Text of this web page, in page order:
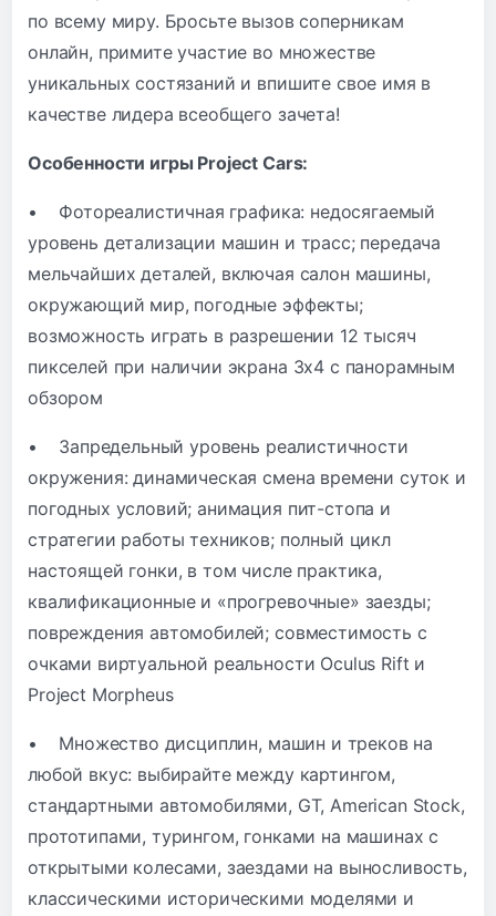
по всему миру. Бросьте вызов соперникам
онлайн, примите участие во множестве
уникальных состязаний и впишите свое имя в
качестве лидера всеобщего зачета!
Особенности игры Project Cars:
• Фотореалистичная графика: недосягаемый
уровень детализации машин и трасс; передача
мельчайших деталей, включая салон машины,
окружающий мир, погодные эффекты;
возможность играть в разрешении 12 тысяч
пикселей при наличии экрана 3х4 с панорамным
обзором
• Запредельный уровень реалистичности
окружения: динамическая смена времени суток и
погодных условий; анимация пит-стопа и
стратегии работы техников; полный цикл
настоящей гонки, в том числе практика,
квалификационные и «прогревочные» заезды;
повреждения автомобилей; совместимость с
очками виртуальной реальности Oculus Rift и
Project Morpheus
• Множество дисциплин, машин и треков на
любой вкус: выбирайте между картингом,
стандартными автомобилями, GT, American Stock,
прототипами, турингом, гонками на машинах с
открытыми колесами, заездами на выносливость,
классическими историческими моделями и